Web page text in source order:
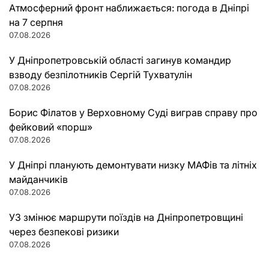
Атмосферний фронт наближається: погода в Дніпрі
на 7 серпня
07.08.2026
У Дніпропетровській області загинув командир
взводу безпілотників Сергій Тухватулін
07.08.2026
Борис Філатов у Верховному Суді виграв справу про
фейковий «порш»
07.08.2026
У Дніпрі планують демонтувати низку МАФів та літніх
майданчиків
07.08.2026
УЗ змінює маршрути поїздів на Дніпропетровщині
через безпекові ризики
07.08.2026